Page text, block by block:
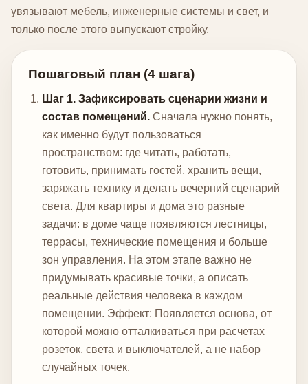
увязывают мебель, инженерные системы и свет, и
только после этого выпускают стройку.
Пошаговый план (4 шага)
Шаг 1. Зафиксировать сценарии жизни и
состав помещений. Сначала нужно понять,
как именно будут пользоваться
пространством: где читать, работать,
готовить, принимать гостей, хранить вещи,
заряжать технику и делать вечерний сценарий
света. Для квартиры и дома это разные
задачи: в доме чаще появляются лестницы,
террасы, технические помещения и больше
зон управления. На этом этапе важно не
придумывать красивые точки, а описать
реальные действия человека в каждом
помещении. Эффект: Появляется основа, от
которой можно отталкиваться при расчетах
розеток, света и выключателей, а не набор
случайных точек.